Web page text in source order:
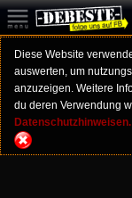
Diese Website
auswerten, um
anzuzeigen. Weitere
du deren Verwendung
Datenschutzhinweisen.